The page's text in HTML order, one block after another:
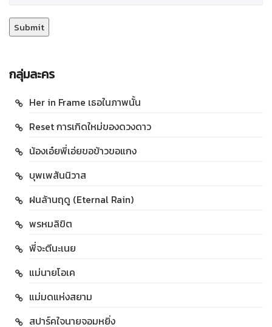
กลุ่มละคร
Her in Frame เธอในภาพนั้น
Reset การเกิดใหม่ของดวงดาว
น้องเอ๋ยพี่เอ่ยขอข้าวขอแกง
บุพเพสันนิวาส
ฝนล้านฤดู (Eternal Rain)
พรหมลิขิต
พี่จะตีนะเนย
แม่นายโอเค
แม่มดแห่งสยาม
สปาร์คใจนายจอมหยิ่ง